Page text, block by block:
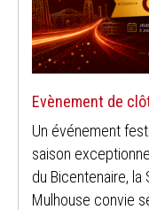
Evènement de
Un événement
saison
du Bicentenaire,
Mulhouse convie